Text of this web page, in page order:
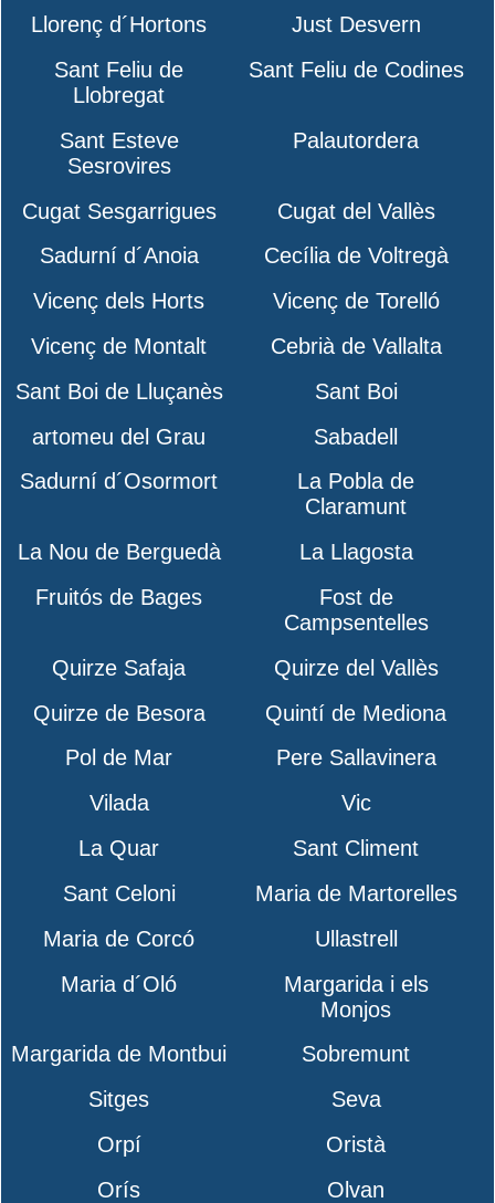
Llorenç d´Hortons
Just Desvern
Sant Feliu de
Llobregat
Sant Feliu de Codines
Sant Esteve
Sesrovires
Palautordera
Cugat Sesgarrigues
Cugat del Vallès
Sadurní d´Anoia
Cecília de Voltregà
Vicenç dels Horts
Vicenç de Torelló
Vicenç de Montalt
Cebrià de Vallalta
Sant Boi de Lluçanès
Sant Boi
artomeu del Grau
Sabadell
Sadurní d´Osormort
La Pobla de
Claramunt
La Nou de Berguedà
La Llagosta
Fruitós de Bages
Fost de
Campsentelles
Quirze Safaja
Quirze del Vallès
Quirze de Besora
Quintí de Mediona
Pol de Mar
Pere Sallavinera
Vilada
Vic
La Quar
Sant Climent
Sant Celoni
Maria de Martorelles
Maria de Corcó
Ullastrell
Maria d´Oló
Margarida i els
Monjos
Margarida de Montbui
Sobremunt
Sitges
Seva
Orpí
Oristà
Orís
Olvan